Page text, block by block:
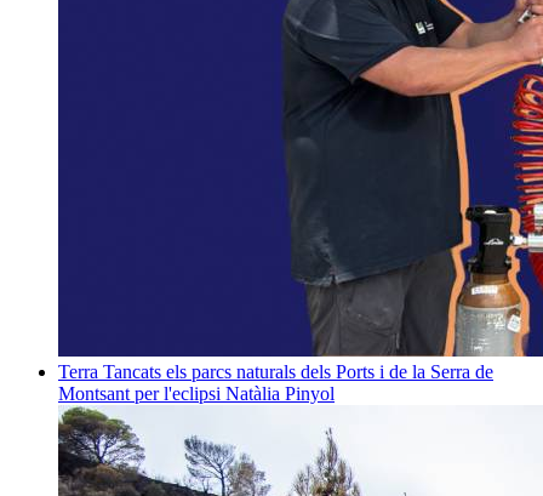
Terra Tancats els parcs naturals dels Ports i de la Serra de
Montsant per l'eclipsi Natàlia Pinyol